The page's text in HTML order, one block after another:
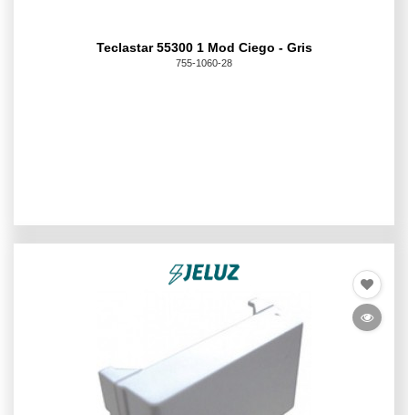
Teclastar 55300 1 Mod Ciego - Gris
755-1060-28